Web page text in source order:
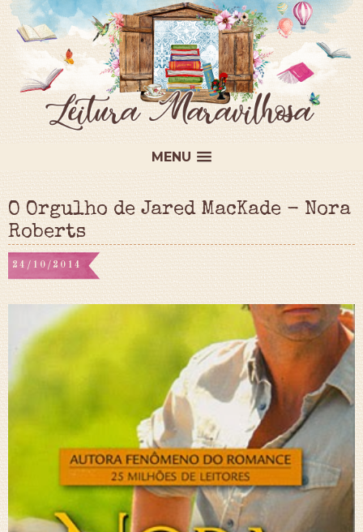
MENU
O Orgulho de Jared MacKade - Nora
Roberts
24/10/2014